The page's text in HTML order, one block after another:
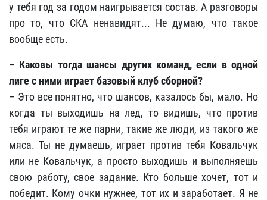
у тебя год за годом наигрывается состав. А разговоры
про то, что СКА ненавидят... Не думаю, что такое
вообще есть.
– Каковы тогда шансы других команд, если в одной
лиге с ними играет базовый клуб сборной?
– Это все понятно, что шансов, казалось бы, мало. Но
когда ты выходишь на лед, то видишь, что против
тебя играют те же парни, такие же люди, из такого же
мяса. Ты не думаешь, играет против тебя Ковальчук
или не Ковальчук, а просто выходишь и выполняешь
свою работу, свое задание. Кто больше хочет, тот и
победит. Кому очки нужнее, тот их и заработает. Я не